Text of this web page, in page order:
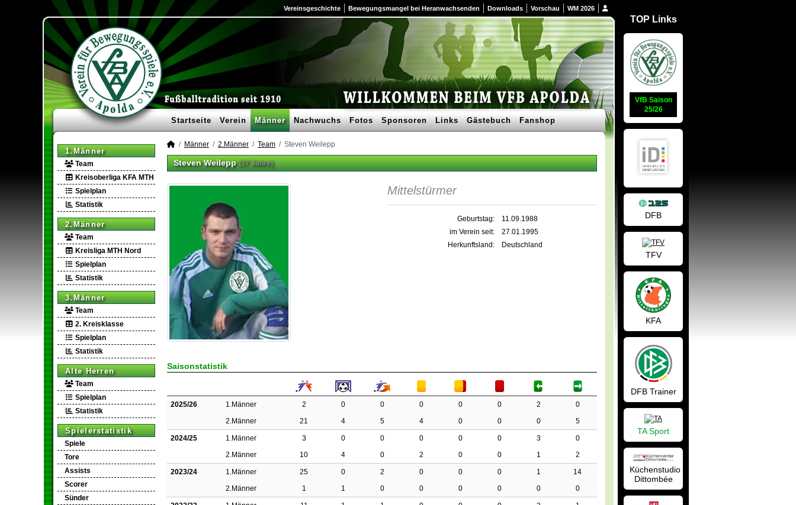
Vereinsgeschichte Bewegungsmangel bei Heranwachsenden Downloads Vorschau WM 2026
Startseite Verein Männer Nachwuchs Fotos Sponsoren Links Gästebuch Fanshop
1.Männer
Team
Kreisoberliga KFA MTH
Spielplan
Statistik
2.Männer
Team
Kreisliga MTH Nord
Spielplan
Statistik
3.Männer
Team
2. Kreisklasse
Spielplan
Statistik
Alte Herren
Team
Spielplan
Statistik
Spielerstatistik
Spiele
Tore
Assists
Scorer
Sünder
Männer 2.Männer Team Steven Weilepp
Steven Weilepp(37 Jahre)
Mittelstürmer
Geburtstag:
11.09.1988
im Verein seit:
27.01.1995
Herkunftsland:
Deutschland
Saisonstatistik
2025/26 1.Männer 2 0 0 0 0 0 2
0
2.Männer
21 4 5 4 0 0 0 5
2024/25 1.Männer 3 0 0 0 0 0 3
0
2.Männer
10 4 0 2 0 0 1 2
2023/24 1.Männer 25 0 2 0 0 0 1
14
2.Männer
1 1 0 0 0 0 0 0
TOP Links
VfB Saison
25/26
DFB
TFV
KFA
DFB Trainer
TA Sport
Küchenstudio
Dittombée